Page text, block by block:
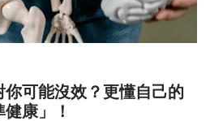
可能沒效？更懂自己的
康」！